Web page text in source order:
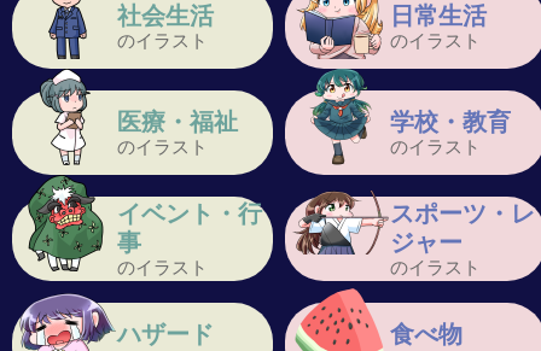
社会生活
のイラスト
日常生活
のイラスト
医療・福祉
のイラスト
学校・教育
のイラスト
イベント・行
事
のイラスト
スポーツ・レ
ジャー
のイラスト
ハザード 食べ物